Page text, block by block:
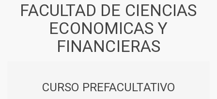
FACULTAD DE CIENCIAS
ECONOMICAS Y
FINANCIERAS
CURSO PREFACULTATIVO